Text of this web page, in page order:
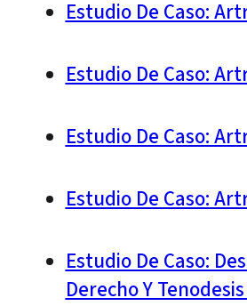
Estudio De Caso:
Estudio De Caso:
Estudio De Caso:
Estudio De Caso:
Estudio De Caso:
Derecho Y